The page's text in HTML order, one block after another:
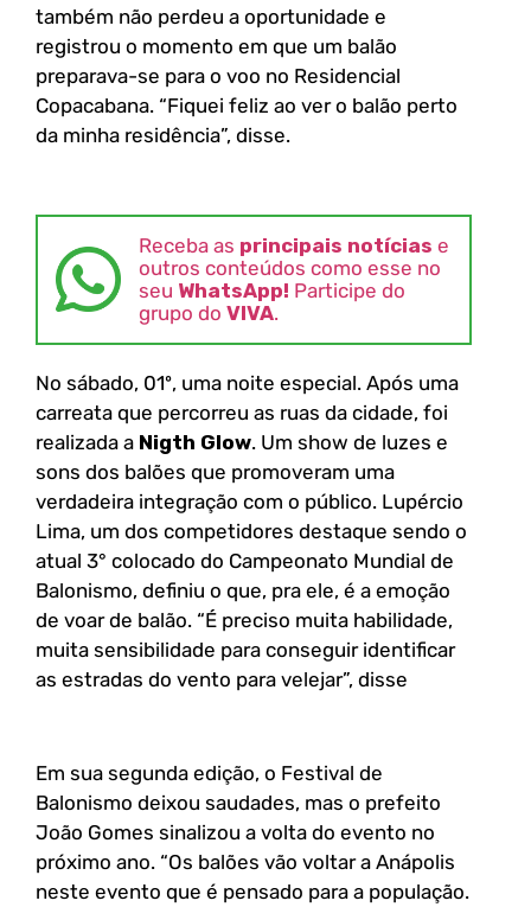
também não perdeu a oportunidade e
registrou o momento em que um balão
preparava-se para o voo no Residencial
Copacabana. “Fiquei feliz ao ver o balão perto
da minha residência”, disse.
Receba as principais notícias e
outros conteúdos como esse no
seu WhatsApp! Participe do
grupo do VIVA.
No sábado, 01º, uma noite especial. Após uma
carreata que percorreu as ruas da cidade, foi
realizada a Nigth Glow. Um show de luzes e
sons dos balões que promoveram uma
verdadeira integração com o público. Lupércio
Lima, um dos competidores destaque sendo o
atual 3° colocado do Campeonato Mundial de
Balonismo, definiu o que, pra ele, é a emoção
de voar de balão. “É preciso muita habilidade,
muita sensibilidade para conseguir identificar
as estradas do vento para velejar”, disse
Em sua segunda edição, o Festival de
Balonismo deixou saudades, mas o prefeito
João Gomes sinalizou a volta do evento no
próximo ano. “Os balões vão voltar a Anápolis
neste evento que é pensado para a população.